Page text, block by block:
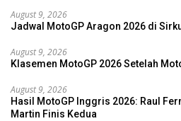
August 9, 2026
Jadwal MotoGP Aragon 2026 di
August 9, 2026
Klasemen MotoGP 2026 Setelah
August 9, 2026
Hasil MotoGP Inggris 2026: Raul
Martin Finis Kedua